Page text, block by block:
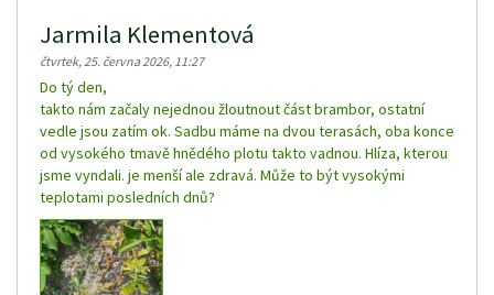
Jarmila Klementová
čtvrtek, 25. června 2026, 11:27
Do tý den,
takto nám začaly nejednou žloutnout část brambor, ostatní
vedle jsou zatím ok. Sadbu máme na dvou terasách, oba konce
od vysokého tmavě hnědého plotu takto vadnou. Hlíza, kterou
jsme vyndali. je menší ale zdravá. Může to být vysokými
teplotami posledních dnů?